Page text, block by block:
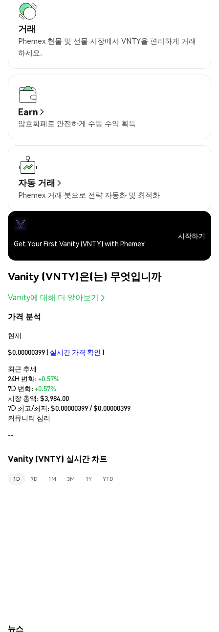
거래
Phemex 현물 및 선물 시장에서 VNTY을 편리하게 거래
하세요.
Earn
암호화폐로 안전하게 수동 수익 획득
자동 거래
Phemex 거래 봇으로 전략 자동화 및 최적화
Get Your First Vanity (VNTY) with Phemex
시작하기
Vanity (VNTY)은(는) 무엇입니까
Vanity에 대해 더 알아보기
가격 분석
현재
$0.00000399 ( 실시간 가격 확인 )
최근 추세
24H 변화:+0.57%
7D 변화:+0.57%
시장 총액:$3,984.00
7D 최고/최저: $0.00000399/ $0.00000399
커뮤니티 심리
--
Vanity (VNTY) 실시간 차트
1D 7D 1M 3M 1Y YTD
뉴스